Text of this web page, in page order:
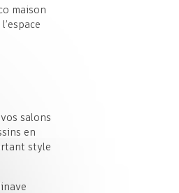
maison
salons
en
style